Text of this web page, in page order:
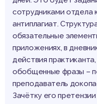
сотрудниками отдела
антиплагиат.
обязательные
приложениях, в
действия
обобщенные фразы –
преподаватель
Зачётку его